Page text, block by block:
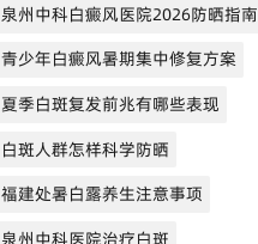
泉州中科白癜风医院2026防晒指南
青少年白癜风暑期集中修复方案
夏季白斑复发前兆有哪些表现
白斑人群怎样科学防晒
福建处暑白露养生注意事项
泉州中科医院治疗白斑